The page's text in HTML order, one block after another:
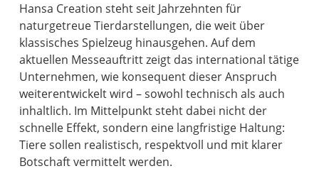
Hansa Creation steht seit Jahrzehnten für
naturgetreue Tierdarstellungen, die weit über
klassisches Spielzeug hinausgehen. Auf dem
aktuellen Messeauftritt zeigt das international tätige
Unternehmen, wie konsequent dieser Anspruch
weiterentwickelt wird – sowohl technisch als auch
inhaltlich. Im Mittelpunkt steht dabei nicht der
schnelle Effekt, sondern eine langfristige Haltung:
Tiere sollen realistisch, respektvoll und mit klarer
Botschaft vermittelt werden.